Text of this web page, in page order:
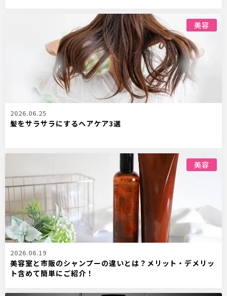
美容
2026.06.25
髪をサラサラにするヘアケア3選
美容
2026.06.19
美容室と市販のシャンプーの違いとは？メリット・デメリッ
ト含めて簡単にご紹介！